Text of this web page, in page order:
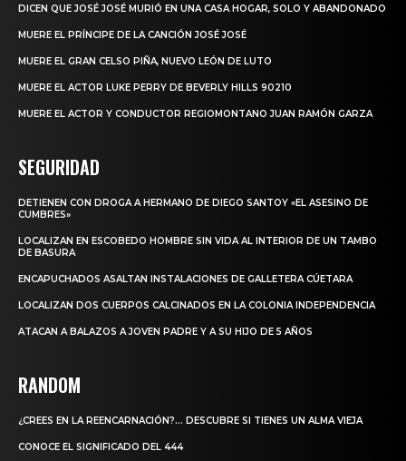
DICEN QUE JOSÉ JOSÉ MURIÓ EN UNA CASA HOGAR, SOLO Y ABANDONADO
MUERE EL PRÍNCIPE DE LA CANCIÓN JOSÉ JOSÉ
MUERE EL GRAN CELSO PIÑA, NUEVO LEÓN DE LUTO
MUERE EL ACTOR LUKE PERRY DE BEVERLY HILLS 90210
MUERE EL ACTOR Y CONDUCTOR REGIOMONTANO JUAN RAMÓN GARZA
SEGURIDAD
DETIENEN CON DROGA A HERMANO DE DIEGO SANTOY «EL ASESINO DE
CUMBRES»
LOCALIZAN EN ESCOBEDO HOMBRE SIN VIDA AL INTERIOR DE UN TAMBO
DE BASURA
ENCAPUCHADOS ASALTAN INSTALACIONES DE GALLETERA CÚETARA
LOCALIZAN DOS CUERPOS CALCINADOS EN LA COLONIA INDEPENDENCIA
ATACAN A BALAZOS A JOVEN PADRE Y A SU HIJO DE 5 AÑOS
RANDOM
¿CREES EN LA REENCARNACIÓN?… DESCUBRE SI TIENES UN ALMA VIEJA
CONOCE EL SIGNIFICADO DEL 444